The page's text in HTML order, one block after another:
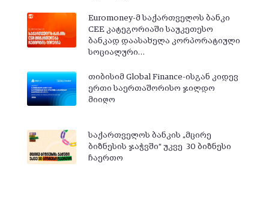
Euromoney-მ საქართველოს ბანკი
CEE კატეგორიაში საუკეთესო
ბანკად დაასახელა კორპორატიული
სოციალური…
თიბისიმ Global Finance-ისგან კიდევ
ერთი საერთაშორისო ჯილდო
მიიღო
საქართველოს ბანკის „მცირე
ბიზნესის ჯაჭვში“ უკვე 30 ბიზნესი
ჩაერთო